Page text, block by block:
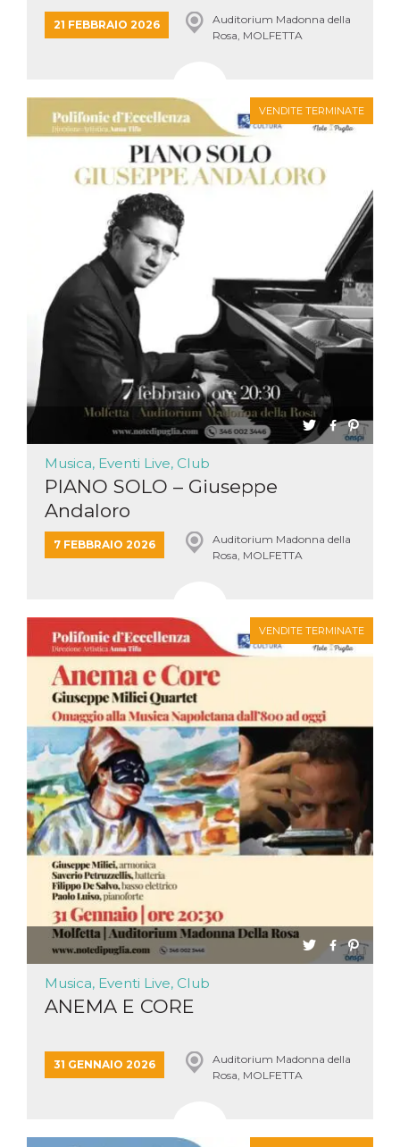
21 FEBBRAIO 2026
Auditorium Madonna della
Rosa, MOLFETTA
VENDITE TERMINATE
Musica, Eventi Live, Club
PIANO SOLO – Giuseppe
Andaloro
7 FEBBRAIO 2026
Auditorium Madonna della
Rosa, MOLFETTA
VENDITE TERMINATE
Musica, Eventi Live, Club
ANEMA E CORE
31 GENNAIO 2026
Auditorium Madonna della
Rosa, MOLFETTA